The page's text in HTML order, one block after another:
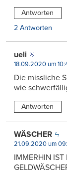
Antworten
2 Antworten
ueli
18.09.2020 um
Die missliche
wie
Antworten
WÄSCHER
21.09.2020 um
IMMERHIN